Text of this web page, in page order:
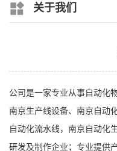
关于我们
公司是一家专业从事自动化
南京生产线设备、南京自动
自动化流水线，南京自动化
研发及制作企业；专业提供